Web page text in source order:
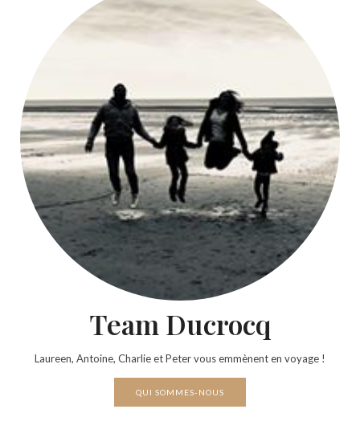
Team Ducrocq
Laureen, Antoine, Charlie et Peter vous emmènent en voyage !
QUI SOMMES-NOUS